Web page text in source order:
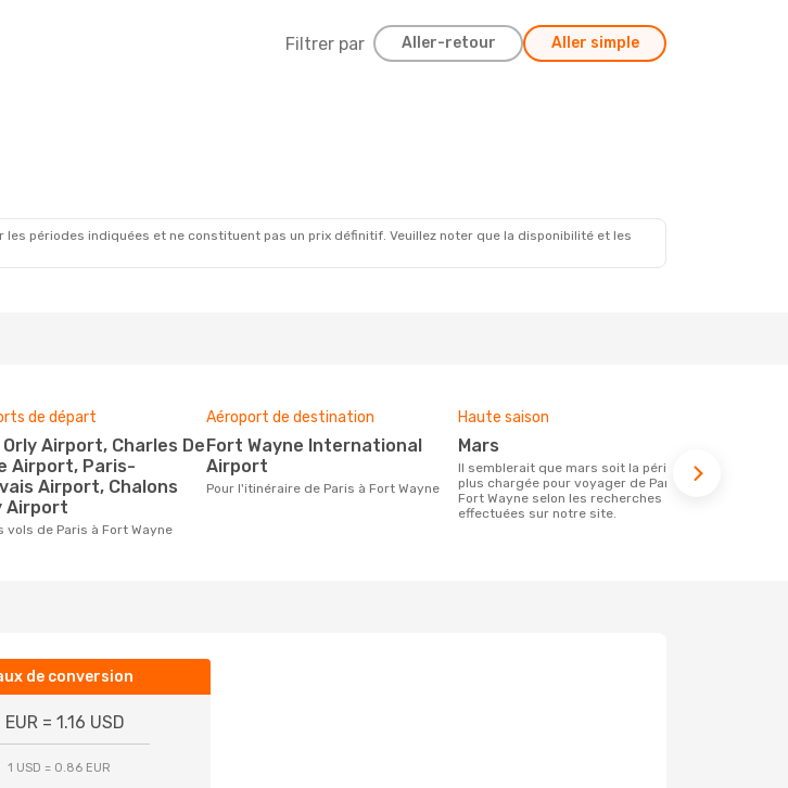
Filtrer par Aller-retour Aller simple
périodes indiquées et ne constituent pas un prix définitif. Veuillez noter que la disponibilité et les
de départ
Airport, Paris-
Airport, Chalons
Airport
vols de Paris à Fort Wayne
Aéroport de destination
Fort Wayne International
Airport
Pour l'itinéraire de Paris à Fort Wayne
Haute saison
mars
Il semblerait que mars soit la période la
plus chargée pour voyager de Paris à
Fort Wayne selon les recherches
effectuées sur notre site.
de conversion
EUR = 1.16 USD
1 USD = 0.86 EUR